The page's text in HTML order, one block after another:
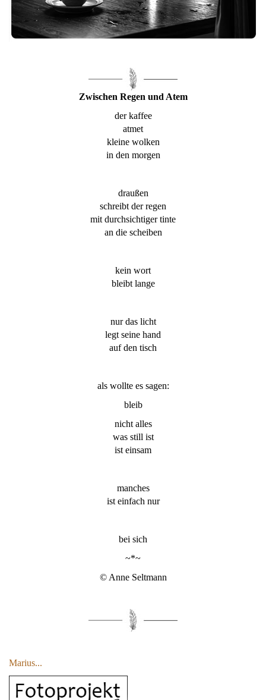
Zwischen Regen und Atem
der kaffee
atmet
kleine wolken
in den morgen
draußen
schreibt der regen
mit durchsichtiger tinte
an die scheiben
kein wort
bleibt lange
nur das licht
legt seine hand
auf den tisch
als wollte es sagen:
bleib
nicht alles
was still ist
ist einsam
manches
ist einfach nur
bei sich
~*~
© Anne Seltmann
Marius...